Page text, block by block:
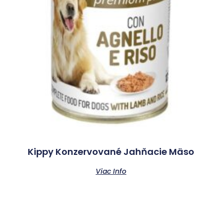
Kippy Konzervované Jahňacie Mäso
Viac Info